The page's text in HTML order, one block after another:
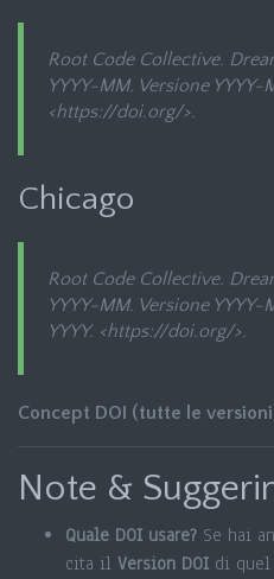
Root Code Collective.
YYYY-MM. Versione YYYY-
<https://doi.org/>.
Chicago
Root Code Collective.
YYYY-MM. Versione YYYY-
YYYY. <https://doi.org/>.
Concept DOI (tutte le
Note &
Quale DOI usare? Se hai
cita il Version DOI di quel